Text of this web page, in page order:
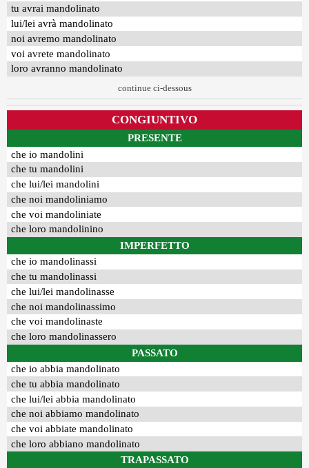
tu avrai mandolinato
lui/lei avrà mandolinato
noi avremo mandolinato
voi avrete mandolinato
loro avranno mandolinato
continue ci-dessous
CONGIUNTIVO
PRESENTE
che io mandolini
che tu mandolini
che lui/lei mandolini
che noi mandoliniamo
che voi mandoliniate
che loro mandolinino
IMPERFETTO
che io mandolinassi
che tu mandolinassi
che lui/lei mandolinasse
che noi mandolinassimo
che voi mandolinaste
che loro mandolinassero
PASSATO
che io abbia mandolinato
che tu abbia mandolinato
che lui/lei abbia mandolinato
che noi abbiamo mandolinato
che voi abbiate mandolinato
che loro abbiano mandolinato
TRAPASSATO